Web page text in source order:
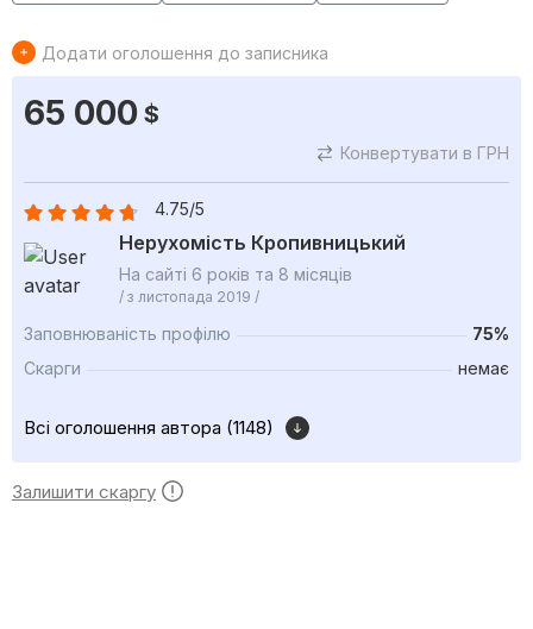
Додати оголошення до записника
65 000 $
Конвертувати в ГРН
4.75/5
Нерухомість Кропивницький
На сайті 6 років та 8 місяців
/ з листопада 2019 /
Заповнюваність профілю
75%
Скарги
немає
Всі оголошення автора (1148)
Залишити скаргу